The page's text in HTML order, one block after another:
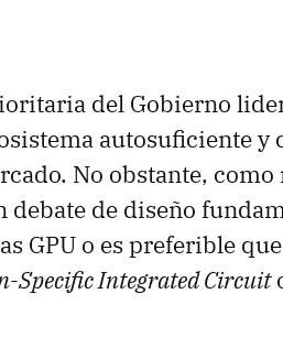
del Gobierno
autosuficiente y
No obstante, como
de diseño
GPU o es preferible
Specific Integrated Circuit